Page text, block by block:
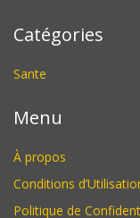
Catégories
Sante
Menu
À propos
Conditions
Politique de